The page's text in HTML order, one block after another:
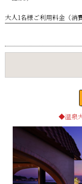
大人1名様ご利用料金（消
温泉